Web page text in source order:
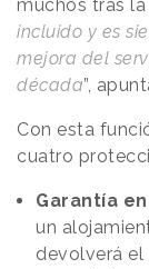
muchos tras la
incluido y es
mejora del
década”,
Con esta
cuatro
Garantía
un
devolverá el